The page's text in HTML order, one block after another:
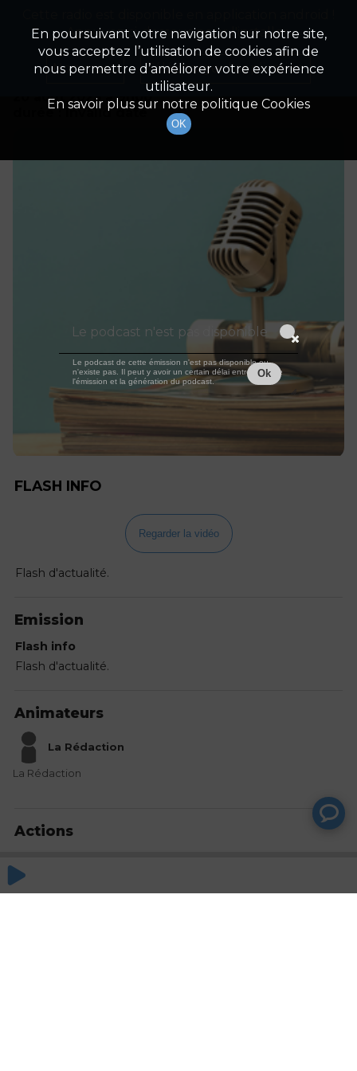
Détails De L'épisode
20 août 2023
à 9h00
durée : Invalid date
FLASH INFO
Regarder la vidéo
Flash d'actualité.
Emission
Flash info
Flash d'actualité.
Animateurs
La Rédaction
La Rédaction
Actions
En poursuivant votre navigation sur notre site,
vous acceptez l’utilisation de cookies afin de
nous permettre d’améliorer votre expérience
utilisateur.
En savoir plus sur notre politique Cookies
OK
Appuyez ci-dessous pour l'installer.
Non merci Télécharger l'application
Le podcast n'est pas disponible
Le podcast de cette émission n'est pas disponible ou
n'existe pas. Il peut y avoir un certain délai entre la fin de
l'émission et la génération du podcast.
Ok